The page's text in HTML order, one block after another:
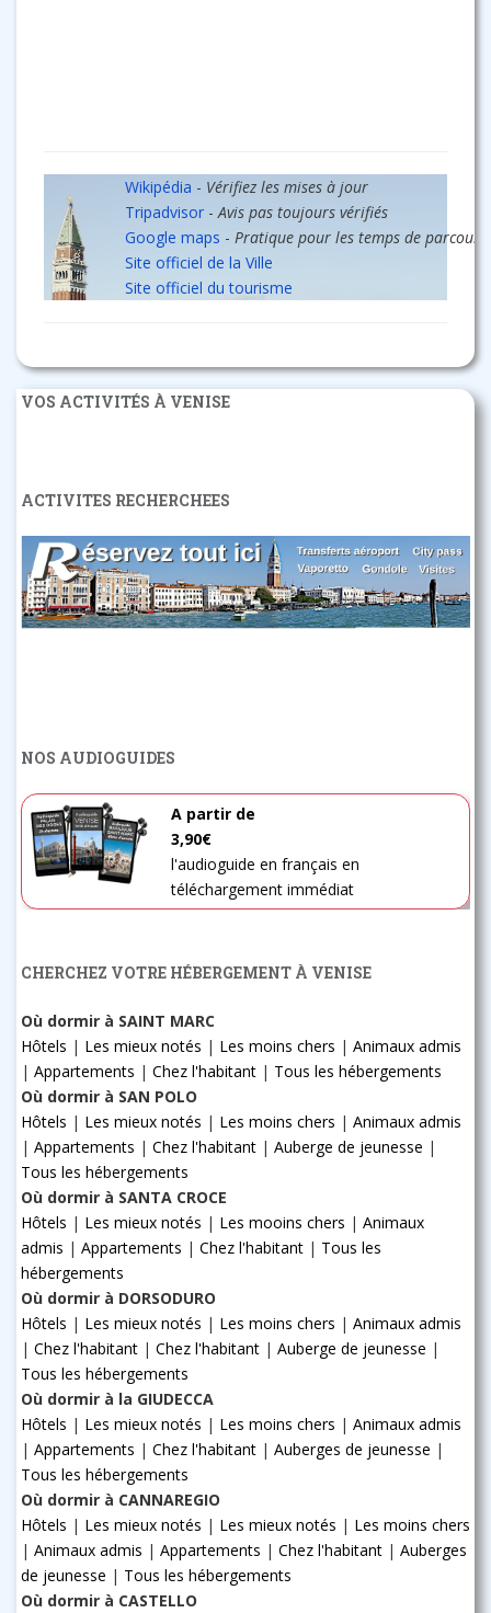
Wikipédia - Vérifiez les mises à jour
Tripadvisor- Avis pas toujours vérifiés
Google maps - Pratique pour les temps de parcours
Site officiel de la Ville
Site officiel du tourisme
VOS ACTIVITÉS À VENISE
ACTIVITES RECHERCHEES
NOS AUDIOGUIDES
A partir de
3,90€
l'audioguide en français en
téléchargement immédiat
CHERCHEZ VOTRE HÉBERGEMENT À VENISE
Où dormir à SAINT MARC
Hôtels | Les mieux notés | Les moins chers | Animaux admis
| Appartements | Chez l'habitant | Tous les hébergements
Où dormir à SAN POLO
Hôtels | Les mieux notés | Les moins chers | Animaux admis
| Appartements | Chez l'habitant | Auberge de jeunesse |
Tous les hébergements
Où dormir à SANTA CROCE
Hôtels | Les mieux notés | Les mooins chers | Animaux
admis | Appartements | Chez l'habitant | Tous les
hébergements
Où dormir à DORSODURO
Hôtels | Les mieux notés | Les moins chers | Animaux admis
| Chez l'habitant | Chez l'habitant | Auberge de jeunesse |
Tous les hébergements
Où dormir à la GIUDECCA
Hôtels | Les mieux notés | Les moins chers | Animaux admis
| Appartements | Chez l'habitant | Auberges de jeunesse |
Tous les hébergements
Où dormir à CANNAREGIO
Hôtels | Les mieux notés | Les mieux notés | Les moins chers
| Animaux admis | Appartements | Chez l'habitant | Auberges
de jeunesse | Tous les hébergements
Où dormir à CASTELLO